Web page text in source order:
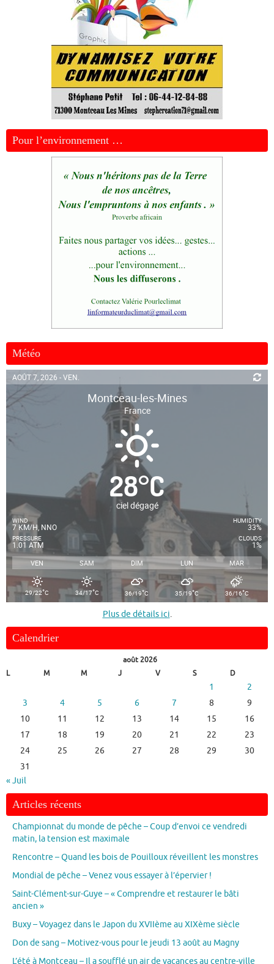
Pour l’environnement …
Météo
AOÛT 7, 2026 - VEN.
Montceau-les-Mines
France
28°C
ciel dégagé
WIND
7 KM/H, NNO
PRESSURE
1.01 ATM
HUMIDITY
33%
CLOUDS
1%
VEN SAM DIM LUN MAR
29/22°C 34/17°C 36/19°C 35/19°C 36/16°C
Plus de détails ici.
Calendrier
août 2026
L
M M J V S D
1
2
3
4 5 6 7 8
9
10
11 12 13 14 15
16
17
18 19 20 21 22
23
24
25 26 27 28 29
30
31
« Juil
Articles récents
Championnat du monde de pêche – Coup d’envoi ce vendredi
matin, la tension est maximale
Rencontre – Quand les bois de Pouilloux réveillent les monstres
Mondial de pêche – Venez vous essayer à l’épervier !
Saint-Clément-sur-Guye – « Comprendre et restaurer le bâti
ancien »
Buxy – Voyagez dans le Japon du XVIIème au XIXème siècle
Don de sang – Motivez-vous pour le jeudi 13 août au Magny
L’été à Montceau – Il a soufflé un air de vacances au centre-ville